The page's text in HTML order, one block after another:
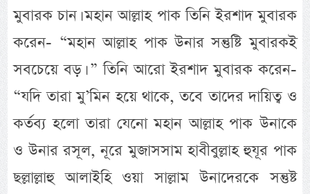
মুবারক চান। মহান আল্লাহ পাক তিনি ইরশাদ মুবারক
করেন- “মহান আল্লাহ পাক উনার সন্তুষ্টি মুবারকই
সবচেয়ে বড়। ” তিনি আরো ইরশাদ মুবারক করেন-
“যদি তারা মু’মিন হয়ে থাকে, তবে তাদের দায়িত্ব ও
কর্তব্য হলো তারা যেনো মহান আল্লাহ পাক উনাকে
ও উনার রসূল, নূরে মুজাসসাম হাবীবুল্লাহ হুযূর পাক
ছল্লাল্লাহু আলাইহি ওয়া সাল্লাম উনাদেরকে সন্তুষ্ট